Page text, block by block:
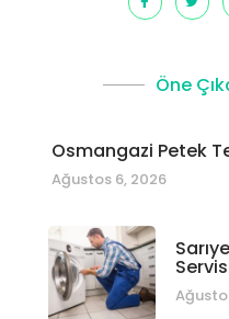
Öne
Osmangazi Petek
Ağustos 6, 2026